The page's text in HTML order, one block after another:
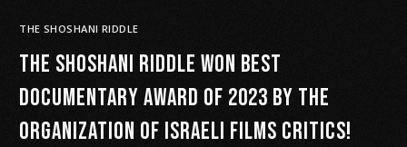
THE SHOSHANI RIDDLE
The Shoshani Riddle won Best
Documentary Award of 2023 by the
organization of Israeli Films critics!